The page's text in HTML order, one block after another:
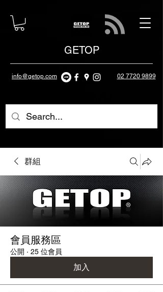
GETOP
info@getop.com 02 7720 9899
群組
會員服務區
公開 · 25 位會員
加入